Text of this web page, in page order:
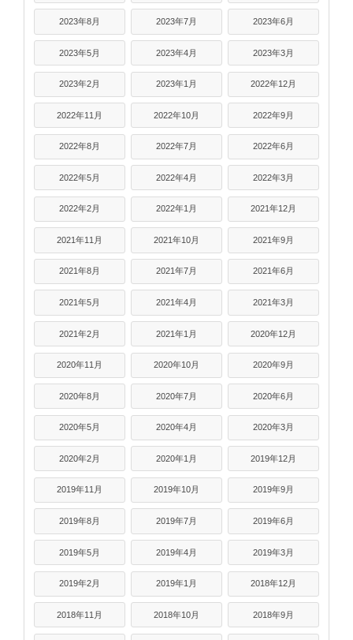
2023年8月 2023年7月 2023年6月
2023年5月 2023年4月 2023年3月
2023年2月 2023年1月 2022年12月
2022年11月 2022年10月 2022年9月
2022年8月 2022年7月 2022年6月
2022年5月 2022年4月 2022年3月
2022年2月 2022年1月 2021年12月
2021年11月 2021年10月 2021年9月
2021年8月 2021年7月 2021年6月
2021年5月 2021年4月 2021年3月
2021年2月 2021年1月 2020年12月
2020年11月 2020年10月 2020年9月
2020年8月 2020年7月 2020年6月
2020年5月 2020年4月 2020年3月
2020年2月 2020年1月 2019年12月
2019年11月 2019年10月 2019年9月
2019年8月 2019年7月 2019年6月
2019年5月 2019年4月 2019年3月
2019年2月 2019年1月 2018年12月
2018年11月 2018年10月 2018年9月